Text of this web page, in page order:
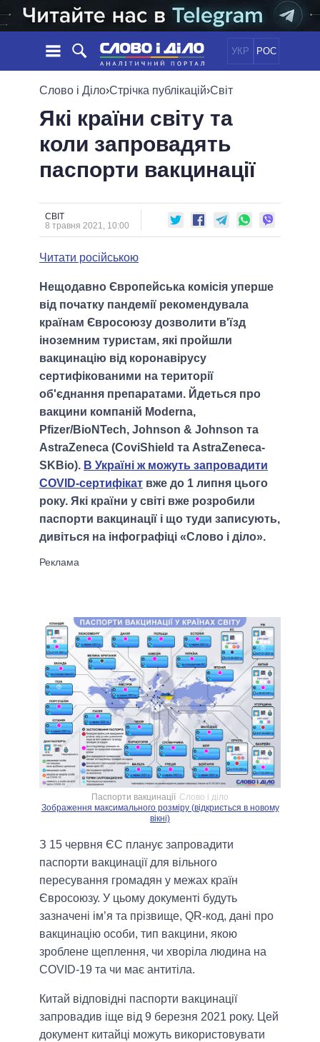
УКР РОС
НОВИНИ
СТРІЧКА
ПОДІЇ
СТАТТІ
ОГЛЯДИ
ДАЙДЖЕСТИ
ПОЛІТИКА
ЕКОНОМІКА
СУСПІЛЬСТВО
СВІТ
ОБIЦЯНКИ
ПОЛIТИКИ
УСІ ПОЛІТИКИ
ПРЕЗИДЕНТ І ОФІС
ВЕРХОВНА РАДА
МЕРИ МІСТ
ВСІ ПЕРСОНИ
ІНФОГРАФІКА
ВІДЕО
ПОРІВНЯННЯ ПОЛІТИКІВ
Слово і Діло›Стрічка публікацій›Світ
Які країни світу та
коли запровадять
паспорти вакцинації
СВІТ
8 травня 2021, 10:00
Читати російською
Нещодавно Європейська комісія уперше
від початку пандемії рекомендувала
країнам Євросоюзу дозволити в'їзд
іноземним туристам, які пройшли
вакцинацію від коронавірусу
сертифікованими на території
об'єднання препаратами. Йдеться про
вакцини компаній Moderna,
Pfizer/BioNTech, Johnson & Johnson та
AstraZeneca (CoviShield та AstraZeneca-
SKBio). В Україні ж можуть запровадити
COVID-сертифікат вже до 1 липня цього
року. Які країни у світі вже розробили
паспорти вакцинації і що туди записують,
дивіться на інфографіці «Слово і діло».
Паспорти вакцинації Слово і діло
Зображення максимального розміру (відкриється в новому
вікні)
З 15 червня ЄС планує запровадити
паспорти вакцинації для вільного
пересування громадян у межах країн
Євросоюзу. У цьому документі будуть
зазначені ім’я та прізвище, QR-код, дані про
вакцинацію особи, тип вакцини, якою
зроблене щеплення, чи хворіла людина на
COVID-19 та чи має антитіла.
Китай відповідні паспорти вакцинації
запровадив іще від 9 березня 2021 року. Цей
документ китайці можуть використовувати